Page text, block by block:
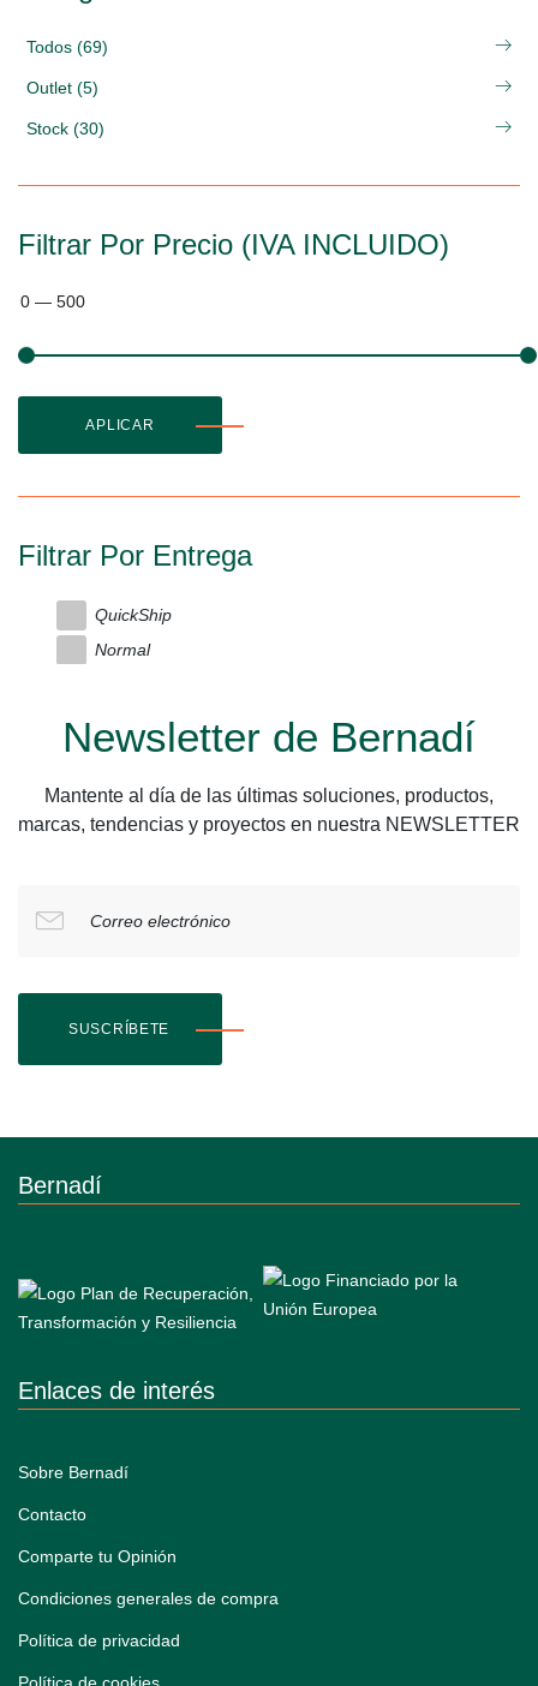
Todos (69)
Outlet (5)
Stock (30)
Filtrar Por Precio (IVA INCLUIDO)
0 — 500
APLICAR
Filtrar Por Entrega
QuickShip
Normal
Newsletter de Bernadí
Mantente al día de las últimas soluciones, productos,
marcas, tendencias y proyectos en nuestra NEWSLETTER
Correo electrónico
SUSCRÍBETE
Bernadí
Enlaces de interés
Sobre Bernadí
Contacto
Comparte tu Opinión
Condiciones generales de compra
Política de privacidad